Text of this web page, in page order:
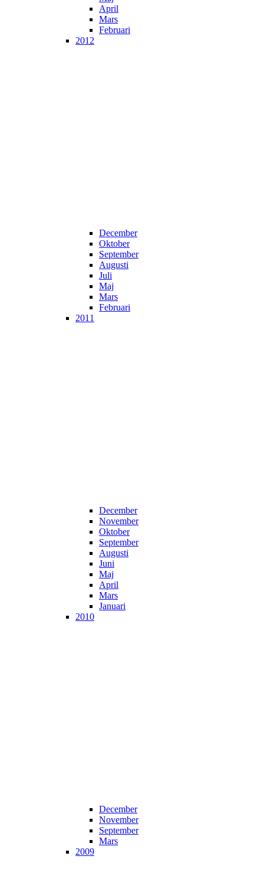
April
Mars
Februari
2012
December
Oktober
September
Augusti
Juli
Maj
Mars
Februari
2011
December
November
Oktober
September
Augusti
Juni
Maj
April
Mars
Januari
2010
December
November
September
Mars
2009